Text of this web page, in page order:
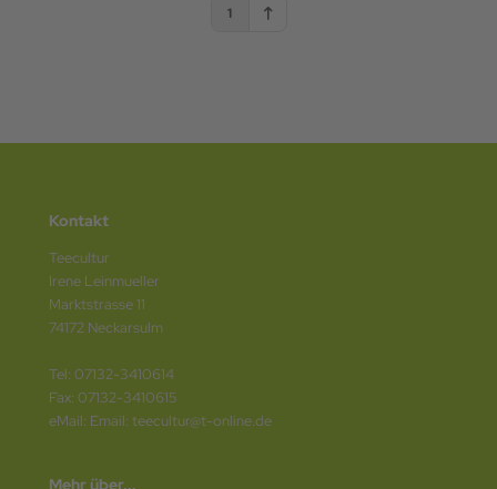
1
Kontakt
Teecultur
Irene Leinmueller
Marktstrasse 11
74172 Neckarsulm
Tel: 07132-3410614
Fax: 07132-3410615
eMail: Email: teecultur@t-online.de
Mehr über...